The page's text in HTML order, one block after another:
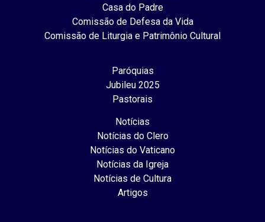
Casa do Padre
Comissão de Defesa da Vida
Comissão de Liturgia e Patrimônio Cultural
Paróquias
Jubileu 2025
Pastorais
Notícias
Notícias do Clero
Notícias do Vaticano
Notícias da Igreja
Notícias de Cultura
Artigos